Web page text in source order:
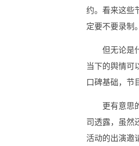
约。看来这些
定要不要录制。
但无论是
当下的舆情可
口碑基础，节
更有意思
司透露，虽然
活动的出演邀